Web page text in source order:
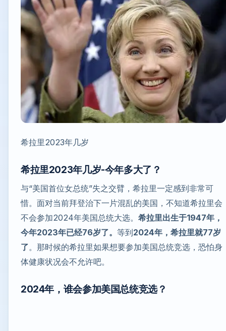
希拉里2023年几岁
希拉里2023年几岁-今年多大了？
与“美国首位女总统”失之交臂，希拉里一定感到非常可
惜。面对当前拜登治下一片混乱的美国，不知道希拉里会
不会参加2024年美国总统大选。 希拉里出生于1947年，
今年2023年已经76岁了。 等到2024年，希拉里就77岁
了。那时候的希拉里如果想要参加美国总统竞选，恐怕身
体健康状况会不允许吧。
2024年，谁会参加美国总统竞选？